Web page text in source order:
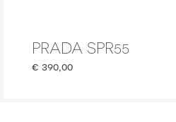
PRADA SPR55
€ 390,00